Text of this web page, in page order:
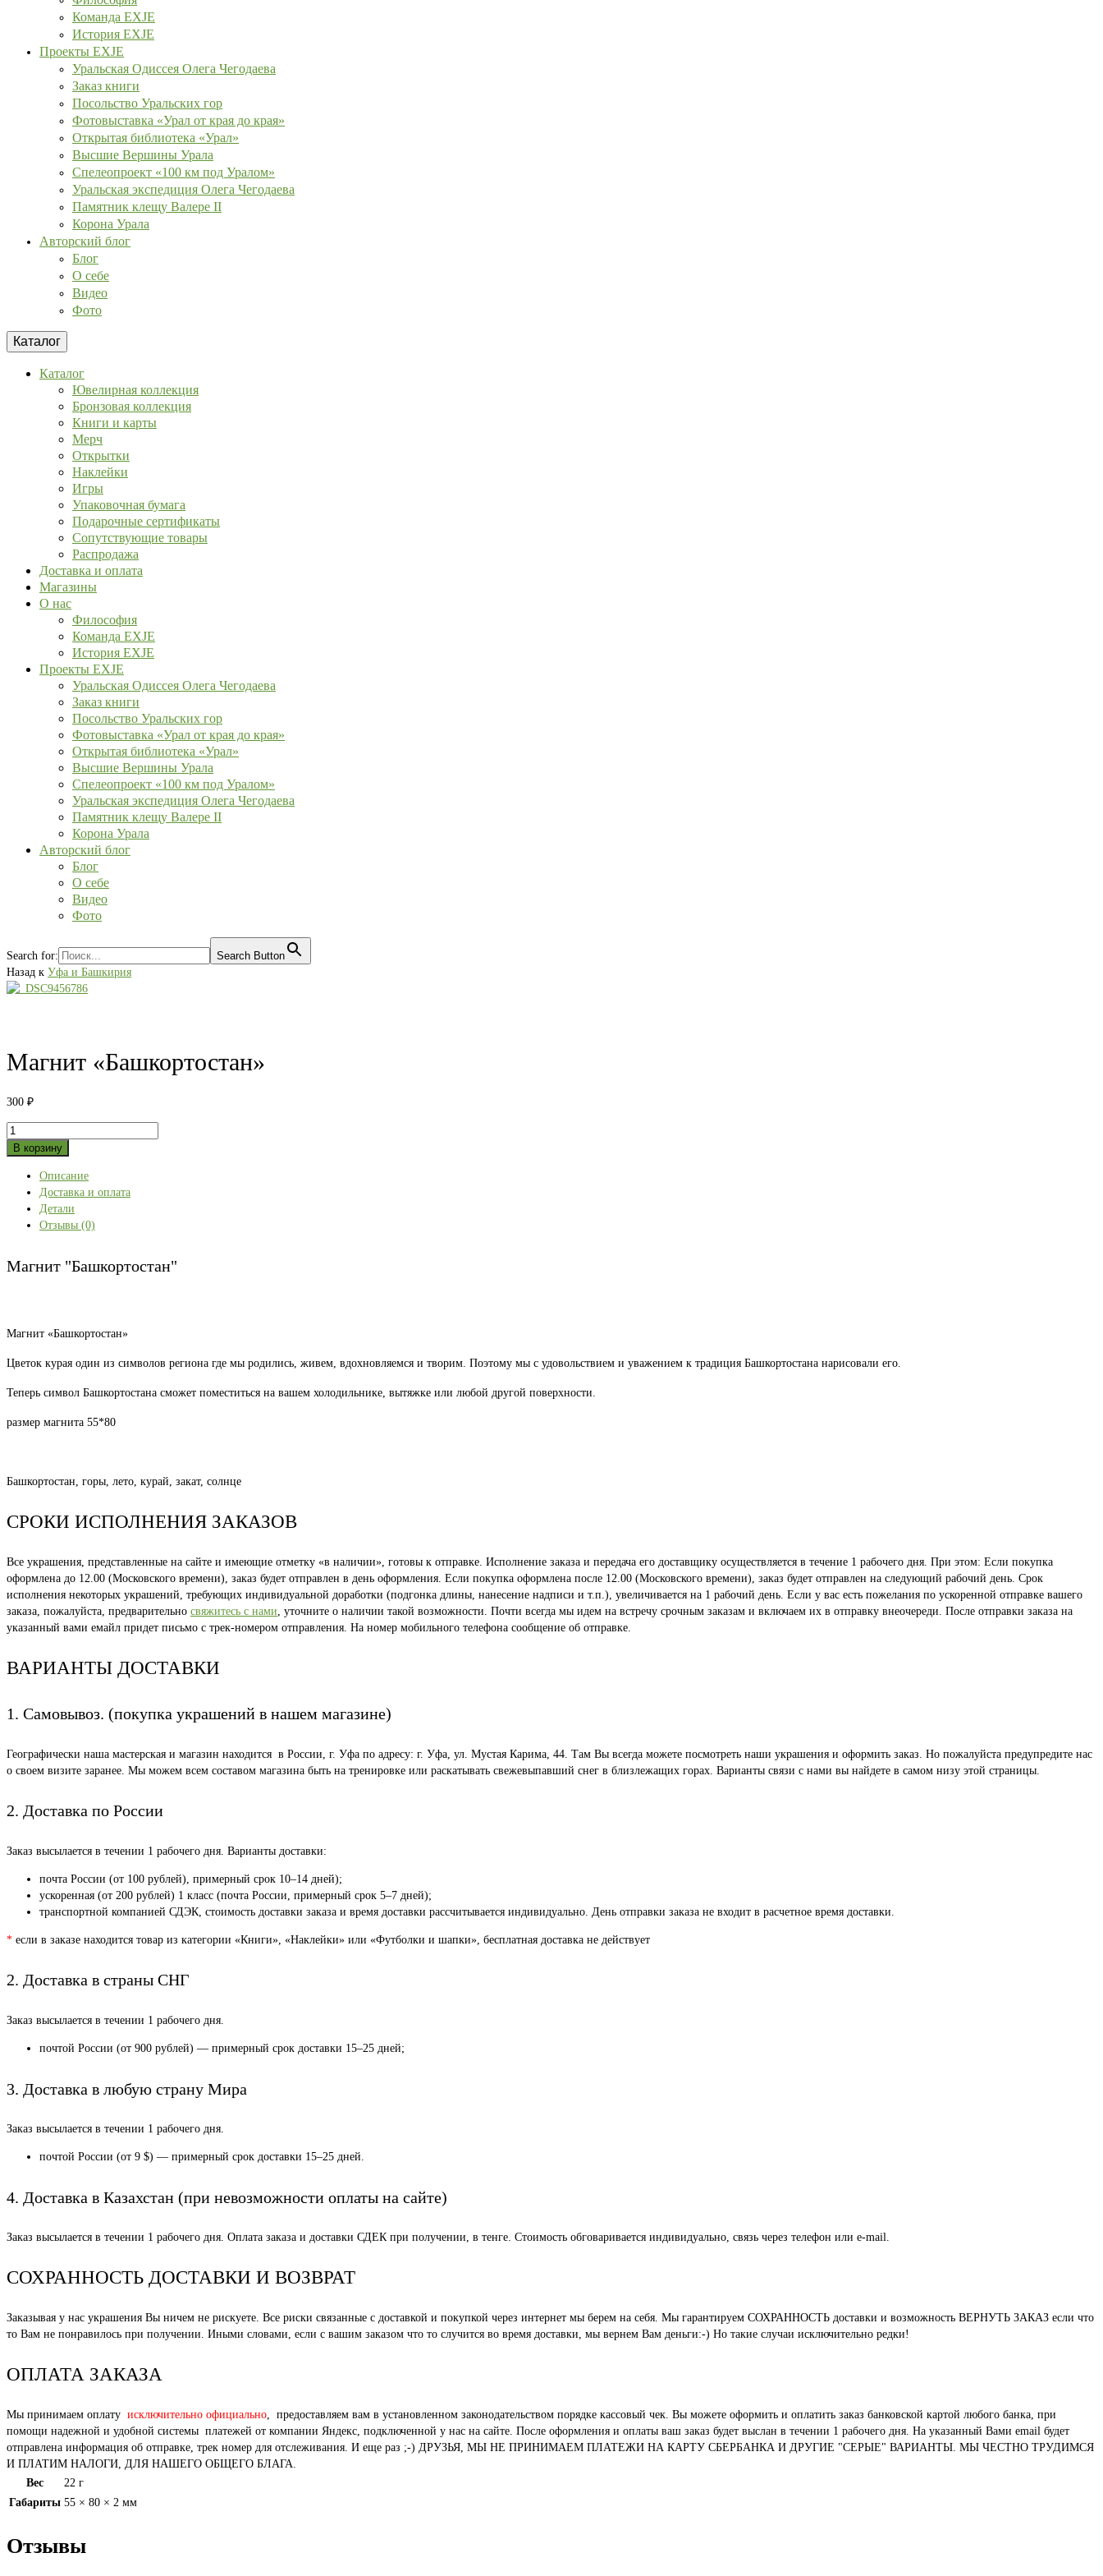
Команда EXJE
История EXJE
Проекты EXJE
Уральская Одиссея Олега Чегодаева
Заказ книги
Посольство Уральских гор
Фотовыставка «Урал от края до края»
Открытая библиотека «Урал»
Высшие Вершины Урала
Спелеопроект «100 км под Уралом»
Уральская экспедиция Олега Чегодаева
Памятник клещу Валере II
Корона Урала
Авторский блог
Блог
О себе
Видео
Фото
Каталог
Каталог
Ювелирная коллекция
Бронзовая коллекция
Книги и карты
Мерч
Открытки
Наклейки
Игры
Упаковочная бумага
Подарочные сертификаты
Сопутствующие товары
Распродажа
Доставка и оплата
Магазины
О нас
Философия
Команда EXJE
История EXJE
Проекты EXJE
Уральская Одиссея Олега Чегодаева
Заказ книги
Посольство Уральских гор
Фотовыставка «Урал от края до края»
Открытая библиотека «Урал»
Высшие Вершины Урала
Спелеопроект «100 км под Уралом»
Уральская экспедиция Олега Чегодаева
Памятник клещу Валере II
Корона Урала
Авторский блог
Блог
О себе
Видео
Фото
Search for:
Search Button
Назад к Уфа и Башкирия
Магнит «Башкортостан»
300 ₽
Количество
товара
"Башкортостан"
В корзину
Описание
Доставка и оплата
Детали
Отзывы (0)
Магнит "Башкортостан"
Магнит «Башкортостан»
Цветок курая один из символов региона где мы родились, живем, вдохновляемся и творим. Поэтому мы с удовольствием и уважением к традиция Башкортостана нарисовали его.
Теперь символ Башкортостана сможет поместиться на вашем холодильнике, вытяжке или любой другой поверхности.
размер магнита 55*80
Башкортостан, горы, лето, курай, закат, солнце
СРОКИ ИСПОЛНЕНИЯ ЗАКАЗОВ
Все украшения, представленные на сайте и имеющие отметку «в наличии», готовы к отправке. Исполнение заказа и передача его доставщику осуществляется в течение 1 рабочего дня. При этом: Если покупка
оформлена до 12.00 (Московского времени), заказ будет отправлен в день оформления. Если покупка оформлена после 12.00 (Московского времени), заказ будет отправлен на следующий рабочий день. Срок
исполнения некоторых украшений, требующих индивидуальной доработки (подгонка длины, нанесение надписи и т.п.), увеличивается на 1 рабочий день. Если у вас есть пожелания по ускоренной отправке вашего
заказа, пожалуйста, предварительно свяжитесь с нами, уточните о наличии такой возможности. Почти всегда мы идем на встречу срочным заказам и включаем их в отправку внеочереди. После отправки заказа на
указанный вами емайл придет письмо с трек-номером отправления. На номер мобильного телефона сообщение об отправке.
ВАРИАНТЫ ДОСТАВКИ
1. Самовывоз. (покупка украшений в нашем магазине)
Географически наша мастерская и магазин находится в России, г. Уфа по адресу: г. Уфа, ул. Мустая Карима, 44. Там Вы всегда можете посмотреть наши украшения и оформить заказ. Но пожалуйста предупредите нас
о своем визите заранее. Мы можем всем составом магазина быть на тренировке или раскатывать свежевыпавший снег в близлежащих горах. Варианты связи с нами вы найдете в самом низу этой страницы.
2. Доставка по России
Заказ высылается в течении 1 рабочего дня. Варианты доставки:
почта России (от 100 рублей), примерный срок 10–14 дней);
ускоренная (от 200 рублей) 1 класс (почта России, примерный срок 5–7 дней);
транспортной компанией СДЭК, стоимость доставки заказа и время доставки рассчитывается индивидуально. День отправки заказа не входит в расчетное время доставки.
* если в заказе находится товар из категории «Книги», «Наклейки» или «Футболки и шапки», бесплатная доставка не действует
2. Доставка в страны СНГ
Заказ высылается в течении 1 рабочего дня.
почтой России (от 900 рублей) — примерный срок доставки 15–25 дней;
3. Доставка в любую страну Мира
Заказ высылается в течении 1 рабочего дня.
почтой России (от 9 $) — примерный срок доставки 15–25 дней.
4. Доставка в Казахстан (при невозможности оплаты на сайте)
Заказ высылается в течении 1 рабочего дня. Оплата заказа и доставки СДЕК при получении, в тенге. Стоимость обговаривается индивидуально, связь через телефон или e-mail.
СОХРАННОСТЬ ДОСТАВКИ И ВОЗВРАТ
Заказывая у нас украшения Вы ничем не рискуете. Все риски связанные с доставкой и покупкой через интернет мы берем на себя. Мы гарантируем СОХРАННОСТЬ доставки и возможность ВЕРНУТЬ ЗАКАЗ если что
то Вам не понравилось при получении. Иными словами, если с вашим заказом что то случится во время доставки, мы вернем Вам деньги:-) Но такие случаи исключительно редки!
ОПЛАТА ЗАКАЗА
Мы принимаем оплату исключительно официально, предоставляем вам в установленном законодательством порядке кассовый чек. Вы можете оформить и оплатить заказ банковской картой любого банка, при
помощи надежной и удобной системы платежей от компании Яндекс, подключенной у нас на сайте. После оформления и оплаты ваш заказ будет выслан в течении 1 рабочего дня. На указанный Вами email будет
отправлена информация об отправке, трек номер для отслеживания. И еще раз ;-) ДРУЗЬЯ, МЫ НЕ ПРИНИМАЕМ ПЛАТЕЖИ НА КАРТУ СБЕРБАНКА И ДРУГИЕ "СЕРЫЕ" ВАРИАНТЫ. МЫ ЧЕСТНО ТРУДИМСЯ
И ПЛАТИМ НАЛОГИ, ДЛЯ НАШЕГО ОБЩЕГО БЛАГА.
Вес
22 г
Габариты 55 × 80 × 2 мм
Отзывы